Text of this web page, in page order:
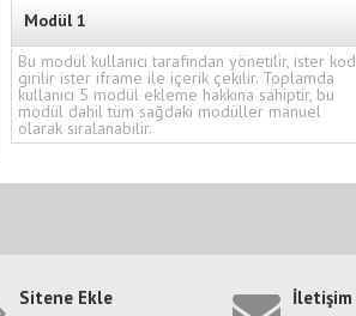
Modül 1
Bu modül kullanıcı tarafından yönetilir, ister kod
girilir ister iframe ile içerik çekilir. Toplamda
kullanıcı 5 modül ekleme hakkına sahiptir, bu
modül dahil tüm sağdaki modüller manuel
olarak sıralanabilir.
Sitene Ekle İletişim